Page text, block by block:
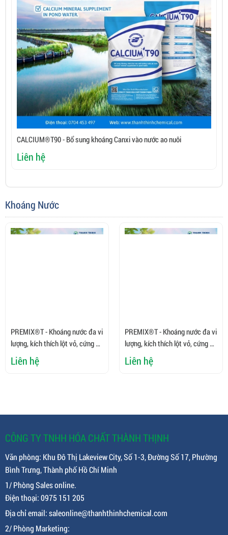
Khoáng Nước
PREMIX®T - Khoáng nước đa vi
lượng, kích thích lột vỏ, cứng vỏ
nhanh, chống cong thân, đục cơ
Liên hệ
PREMIX®T - Khoáng nước đa vi
lượng, kích thích lột vỏ, cứng vỏ
nhanh, chống cong thân, đục cơ
Liên hệ
CALCIUM®T90 - Bổ sung khoáng Canxi vào nước ao nuôi
Liên hệ
CÔNG TY TNHH HÓA CHẤT THÀNH THỊNH
Văn phòng: Khu Đô Thị Lakeview City, Số 1-3, Đường Số 17, Phường
Bình Trưng, Thành phố Hồ Chí Minh
1/ Phòng Sales online.
Điện thoại: 0975 151 205
Địa chỉ email: saleonline@thanhthinhchemical.com
2/ Phòng Marketing: